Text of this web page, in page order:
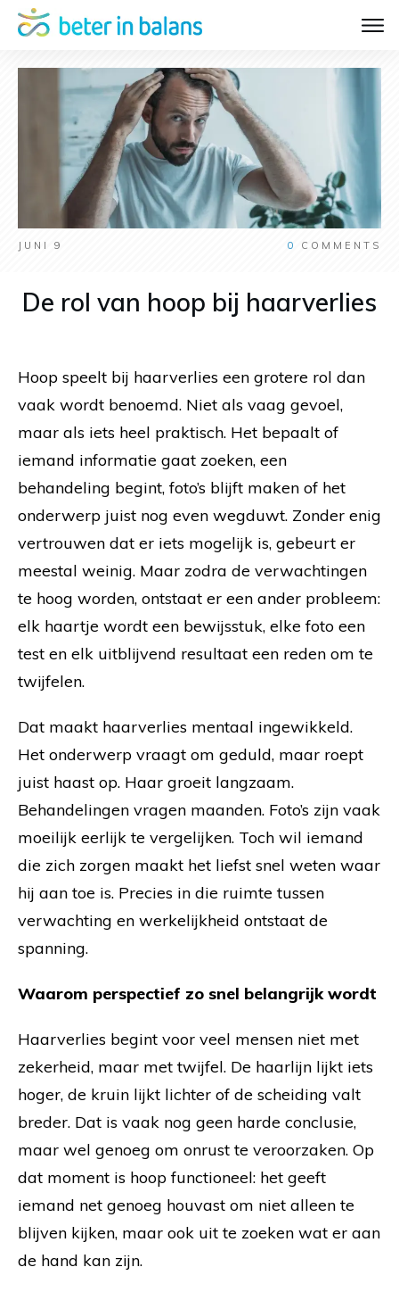
JUNI 9 0 COMMENTS
De rol van hoop bij haarverlies
Hoop speelt bij haarverlies een grotere rol dan
vaak wordt benoemd. Niet als vaag gevoel,
maar als iets heel praktisch. Het bepaalt of
iemand informatie gaat zoeken, een
behandeling begint, foto’s blijft maken of het
onderwerp juist nog even wegduwt. Zonder enig
vertrouwen dat er iets mogelijk is, gebeurt er
meestal weinig. Maar zodra de verwachtingen
te hoog worden, ontstaat er een ander probleem:
elk haartje wordt een bewijsstuk, elke foto een
test en elk uitblijvend resultaat een reden om te
twijfelen.
Dat maakt haarverlies mentaal ingewikkeld.
Het onderwerp vraagt om geduld, maar roept
juist haast op. Haar groeit langzaam.
Behandelingen vragen maanden. Foto’s zijn vaak
moeilijk eerlijk te vergelijken. Toch wil iemand
die zich zorgen maakt het liefst snel weten waar
hij aan toe is. Precies in die ruimte tussen
verwachting en werkelijkheid ontstaat de
spanning.
Waarom perspectief zo snel belangrijk wordt
Haarverlies begint voor veel mensen niet met
zekerheid, maar met twijfel. De haarlijn lijkt iets
hoger, de kruin lijkt lichter of de scheiding valt
breder. Dat is vaak nog geen harde conclusie,
maar wel genoeg om onrust te veroorzaken. Op
dat moment is hoop functioneel: het geeft
iemand net genoeg houvast om niet alleen te
blijven kijken, maar ook uit te zoeken wat er aan
de hand kan zijn.